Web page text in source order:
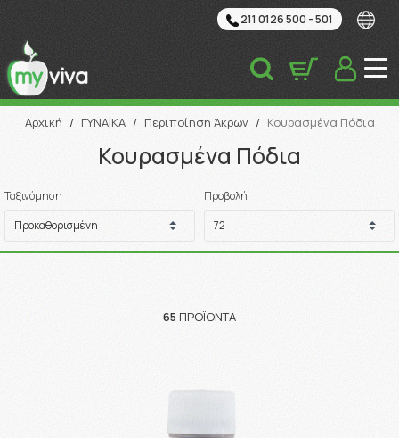
211 0126 500 - 501
Αναζήτηση
Αρχική / ΓΥΝΑΙΚΑ / Περιποίηση Άκρων / Κουρασμένα Πόδια
Κουρασμένα Πόδια
Ταξινόμηση Προβολή
65 ΠΡΟΪΌΝΤΑ